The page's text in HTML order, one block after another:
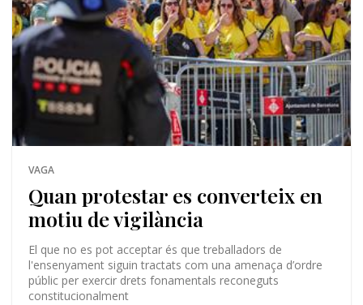
VAGA
Quan protestar es converteix en
motiu de vigilància
El que no es pot acceptar és que treballadors de
l'ensenyament siguin tractats com una amenaça d’ordre
públic per exercir drets fonamentals reconeguts
constitucionalment